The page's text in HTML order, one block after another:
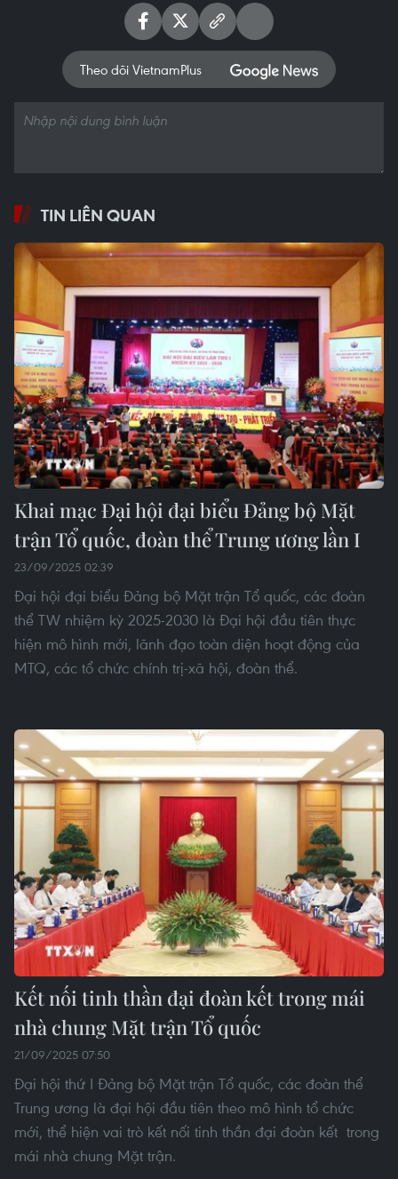
Theo dõi VietnamPlus
TIN LIÊN QUAN
Khai mạc Đại hội đại biểu Đảng bộ Mặt
trận Tổ quốc, đoàn thể Trung ương lần I
23/09/2025 02:39
Đại hội đại biểu Đảng bộ Mặt trận Tổ quốc, các đoàn
thể TW nhiệm kỳ 2025-2030 là Đại hội đầu tiên thực
hiện mô hình mới, lãnh đạo toàn diện hoạt động của
MTQ, các tổ chức chính trị-xã hội, đoàn thể.
Kết nối tinh thần đại đoàn kết trong mái
nhà chung Mặt trận Tổ quốc
21/09/2025 07:50
Đại hội thứ I Đảng bộ Mặt trận Tổ quốc, các đoàn thể
Trung ương là đại hội đầu tiên theo mô hình tổ chức
mới, thể hiện vai trò kết nối tinh thần đại đoàn kết trong
mái nhà chung Mặt trận.